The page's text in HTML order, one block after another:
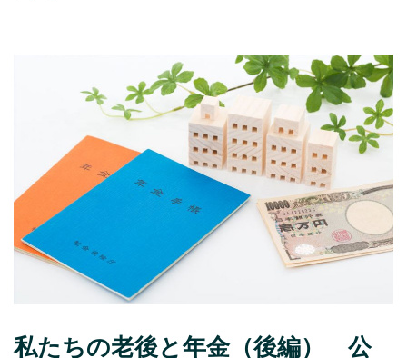
私たちの老後と年金（後編） 公